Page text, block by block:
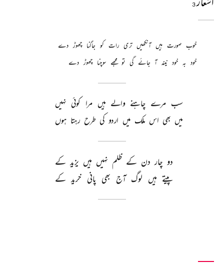
3
خوب صورت ہیں آنکھیں تری رات کو جاگنا چھوڑ دے
خود بہ خود نیند آ جائے گی تو مجھے سوچنا چھوڑ دے
سب مرے چاہنے والے ہیں مرا کوئی نہیں
میں بھی اس ملک میں اردو کی طرح رہتا ہوں
دو چار دن کے ظلم نہیں ہیں یزید کے
پیتے ہیں لوگ آج بھی پانی خرید کے